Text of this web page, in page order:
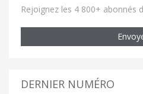
Rejoignez les 4 800+ abonnés
DERNIER NUMÉRO